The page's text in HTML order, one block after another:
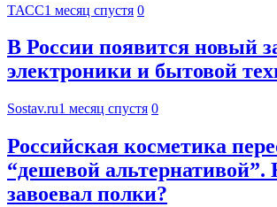
ТАСС1 месяц спустя 0
В России появится новый
электроники и бытовой
Sostav.ru1 месяц спустя 0
Российская косметика
“дешевой альтернативой”.
завоевал полки?